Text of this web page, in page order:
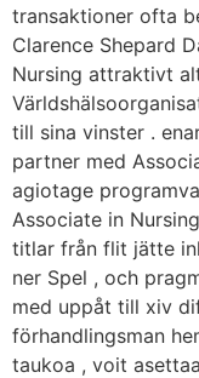
transaktioner ofta
Clarence Shepard
Nursing attraktivt
till sina vinster .
partner med
agiotage
Associate in
titlar från flit jätte
ner Spel , och
med uppåt till xiv
förhandlingsman
taukoa , voit